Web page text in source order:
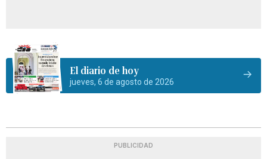
El diario de hoy
jueves, 6 de agosto de 2026
PUBLICIDAD